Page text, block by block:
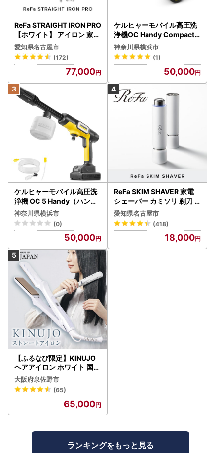
ReFa STRAIGHT IRON PRO
【ホワイト】 アイロン 家電
美容 リファ アイロン
愛知県名古屋市
(172)
77,000
ケルヒャーモバイル高圧洗
浄機OC Handy Compact
（ハンディエア） APV000
7
神奈川県横浜市
(1)
50,000
ケルヒャーモバイル高圧洗
浄機 OC 5 Handy（ハンデ
ィジェット） APV0006
神奈川県横浜市
(0)
50,000
ReFa SKIM SHAVER 家電
シェーバー カミソリ 剃刀
シェーバー
愛知県名古屋市
(418)
18,000
【ふるなび限定】KINUJO
ヘアアイロン ホワイト 国内
製造 FN-Limited-PR
大阪府泉佐野市
(65)
65,000
ランキングをもっと見る